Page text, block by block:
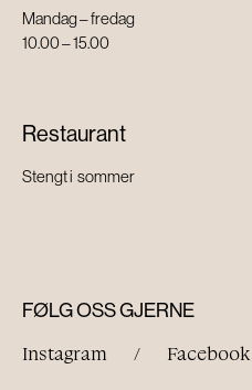
Mandag – fredag
10.00 – 15.00
Restaurant
Stengt i sommer
FØLG OSS GJERNE
Instagram / Facebook